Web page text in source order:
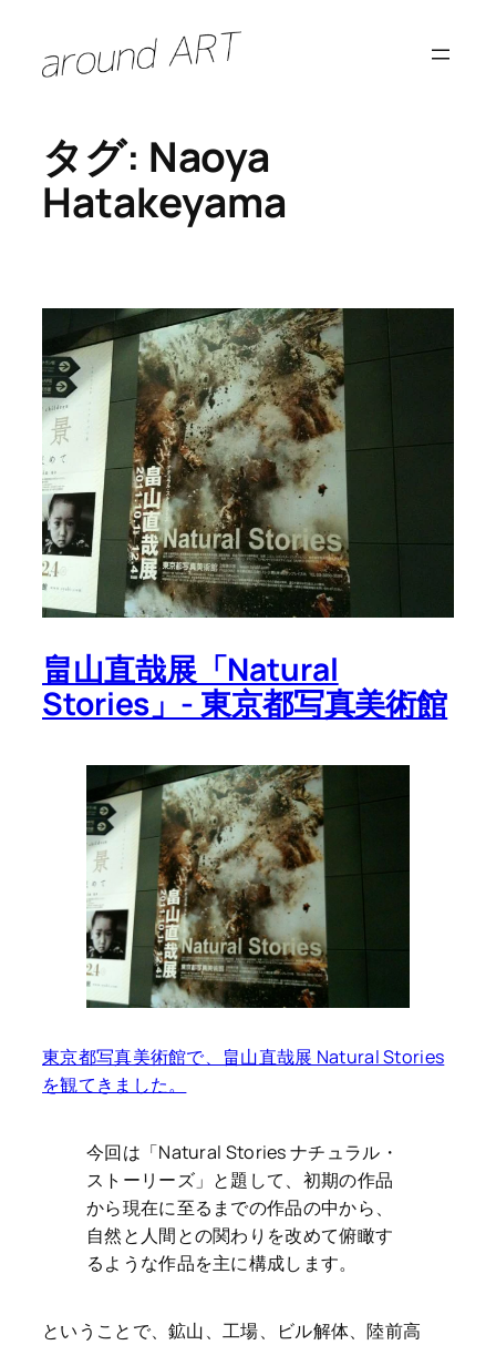
タグ: Naoya
Hatakeyama
畠山直哉展「Natural
Stories」- 東京都写真美術館
東京都写真美術館で、畠山直哉展 Natural Stories
を観てきました。
今回は「Natural Stories ナチュラル・
ストーリーズ」と題して、初期の作品
から現在に至るまでの作品の中から、
自然と人間との関わりを改めて俯瞰す
るような作品を主に構成します。
ということで、鉱山、工場、ビル解体、陸前高